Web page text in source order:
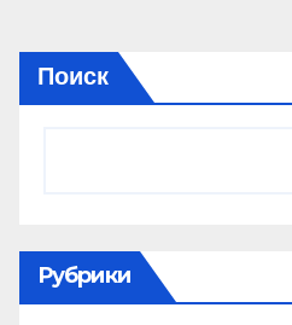
Поиск
Рубрики